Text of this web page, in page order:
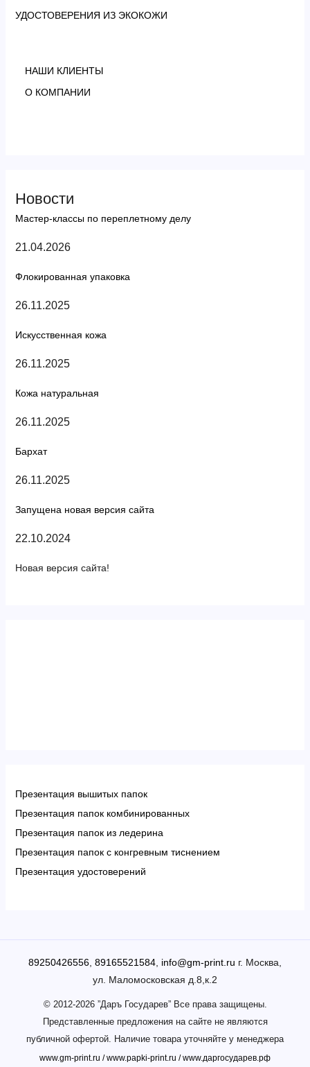
УДОСТОВЕРЕНИЯ ИЗ ЭКОКОЖИ
НАШИ КЛИЕНТЫ
О КОМПАНИИ
Новости
Мастер-классы по переплетному делу
21.04.2026
Флокированная упаковка
26.11.2025
Искусственная кожа
26.11.2025
Кожа натуральная
26.11.2025
Бархат
26.11.2025
Запущена новая версия сайта
22.10.2024
Новая версия сайта!
Презентация вышитых папок
Презентация папок комбинированных
Презентация папок из ледерина
Презентация папок с конгревным тиснением
Презентация удостоверений
89250426556, 89165521584, info@gm-print.ru г. Москва,
ул. Маломосковская д.8,к.2
© 2012-2026 ”Даръ Государев” Все права защищены.
Представленные предложения на сайте не являются
публичной офертой. Наличие товара уточняйте у менеджера
www.gm-print.ru /www.papki-print.ru /www.даргосударев.рф